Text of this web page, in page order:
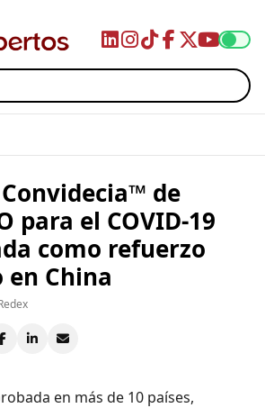
de
para el COVID-19
como refuerzo
China
en más de 10 países,